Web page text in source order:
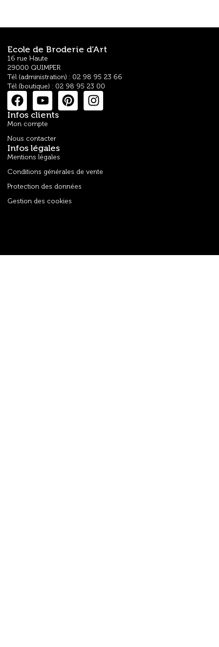
Ecole de Broderie d'Art
16 rue Haute
29000 QUIMPER
Tél (administration) : 02 98 95 23 66
Tél (boutique) : 02 98 95 23 00
Infos clients
Mon compte
Nous contacter
Infos légales
Mentions légales
Conditions générales de vente
Protection des données
Gestion des cookies